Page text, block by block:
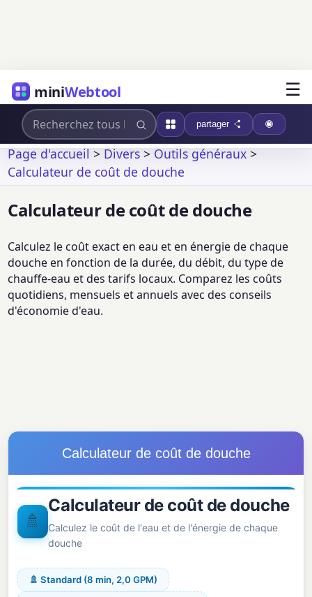
miniWebtool ☰
partager
Page d'accueil>Divers>Outils généraux>
Calculateur de coût de douche
Calculateur de coût de douche
Calculez le coût exact en eau et en énergie de chaque
douche en fonction de la durée, du débit, du type de
chauffe-eau et des tarifs locaux. Comparez les coûts
quotidiens, mensuels et annuels avec des conseils
d'économie d'eau.
Calculateur de coût de douche
🚿
Calculateur de coût de douche
Calculez le coût de l'eau et de l'énergie de chaque
douche
🚿 Standard (8 min, 2,0 GPM)